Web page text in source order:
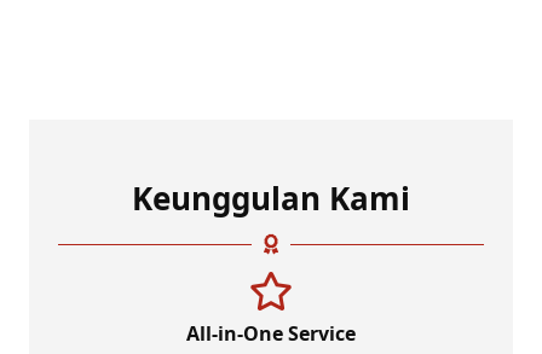
Keunggulan Kami
All-in-One Service